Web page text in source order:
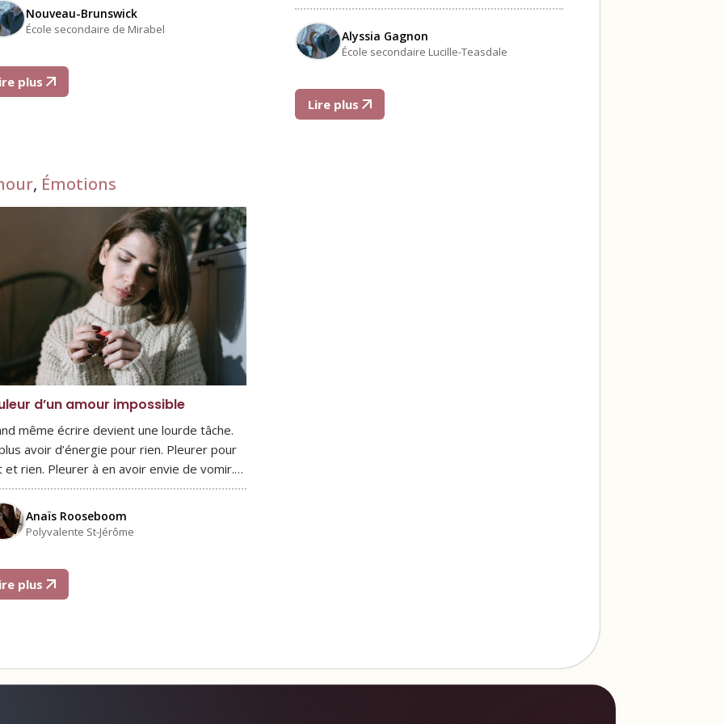
Nouveau-Brunswick
École secondaire de Mirabel
plus
Alyssia Gagnon
École secondaire Lucille-Teasdale
Lire plus
, Émotions
d’un amour impossible
même écrire devient une lourde tâche.
avoir d’énergie pour rien. Pleurer pour
et rien. Pleurer à en avoir envie de vomir.…
Anaïs Rooseboom
Polyvalente St-Jérôme
plus